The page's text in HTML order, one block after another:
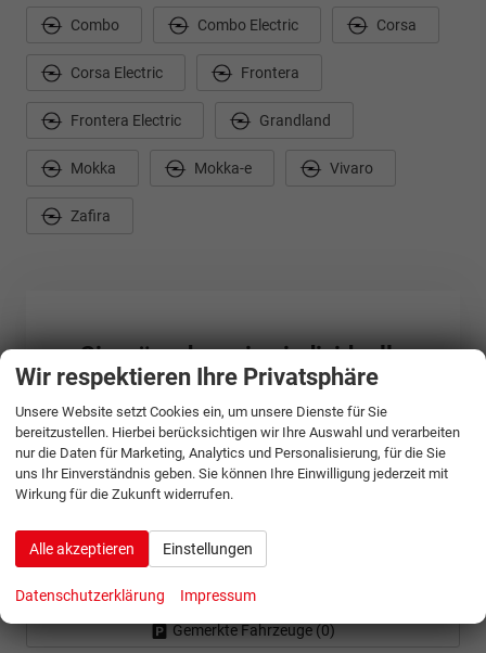
Combo Combo Electric Corsa
Corsa Electric Frontera
Frontera Electric Grandland
Mokka Mokka-e Vivaro
Zafira
Sie wünschen eine individuelle
Beratung?
Gerne beraten wir Sie persönlich zu unseren Angeboten von
Opel. Sie erreichen uns unter:
+49-381-693730
Zum Kontaktformular
Gemerkte Fahrzeuge (0)
Wir respektieren Ihre Privatsphäre
Unsere Website setzt Cookies ein, um unsere Dienste für Sie
bereitzustellen. Hierbei berücksichtigen wir Ihre Auswahl und verarbeiten
nur die Daten für Marketing, Analytics und Personalisierung, für die Sie
uns Ihr Einverständnis geben. Sie können Ihre Einwilligung jederzeit mit
Wirkung für die Zukunft widerrufen.
Alle akzeptieren Einstellungen
Datenschutzerklärung Impressum